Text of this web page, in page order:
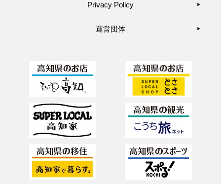
Privacy Policy ▶︎
運営団体 ▶︎